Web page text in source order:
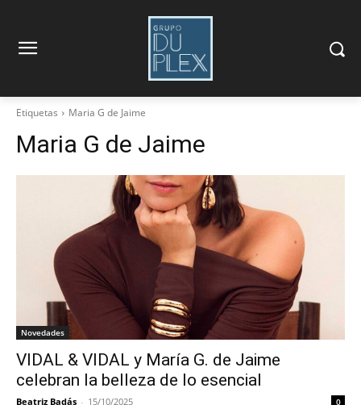
Etiquetas Maria G de Jaime
Maria G de Jaime
Novedades
VIDAL & VIDAL y María G. de Jaime
celebran la belleza de lo esencial
Beatriz Badás - 15/10/2025 0